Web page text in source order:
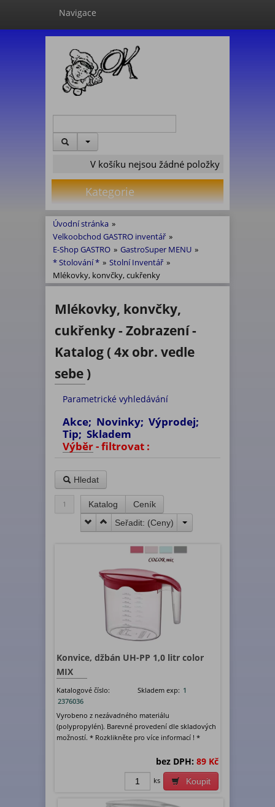
Navigace
V košíku nejsou žádné položky
Kategorie
Úvodní stránka »
Velkoobchod GASTRO inventář »
E-Shop GASTRO » GastroSuper MENU »
* Stolování * » Stolní Inventář »
Mlékovky, konvčky, cukřenky
Mlékovky, konvčky,
cukřenky - Zobrazení -
Katalog ( 4x obr. vedle
sebe )
Parametrické vyhledávání
Akce; Novinky; Výprodej;
Tip; Skladem
Výběr - filtrovat :
Hledat
1 Katalog
Ceník
Seřadit: (Ceny)
Konvice, džbán UH-PP 1,0 litr color
MIX
Katalogové číslo:
2376036
Skladem exp: 1
Vyrobeno z nezávadného materiálu
(polypropylén). Barevné provedení dle skladových
možností. * Rozklikněte pro více informací ! *
bez DPH: 89 Kč
Koupit
ks